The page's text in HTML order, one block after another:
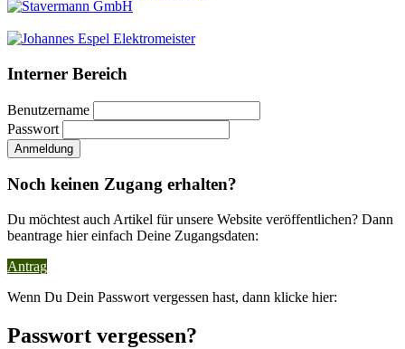
Interner Bereich
Benutzername
Passwort
Noch keinen Zugang erhalten?
Du möchtest auch Artikel für unsere Website veröffentlichen? Dann
beantrage hier einfach Deine Zugangsdaten:
Antrag
Wenn Du Dein Passwort vergessen hast, dann klicke hier:
Passwort vergessen?